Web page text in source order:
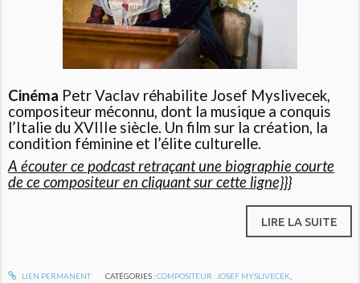
Cinéma Petr Vaclav réhabilite Josef Myslivecek,
compositeur méconnu, dont la musique a conquis
l’Italie du XVIIIe siècle. Un film sur la création, la
condition féminine et l’élite culturelle.
A écouter ce podcast retraçant une biographie courte
de ce compositeur en cliquant sur cette ligne}}}
LIRE LA SUITE
LIEN PERMANENT CATÉGORIES :COMPOSITEUR : JOSEF MYSLIVECEK